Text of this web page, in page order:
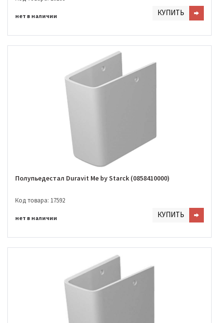
нет в наличии КУПИТЬ
Полупьедестал Duravit Me by Starck (0858410000)
Код товара: 17592
нет в наличии КУПИТЬ